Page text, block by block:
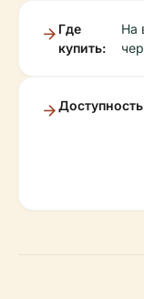
Где
купить:
На